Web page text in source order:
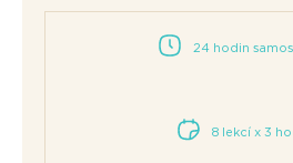
24 hodin
8 lekcí x 3